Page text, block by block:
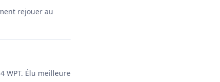
rejouer au
WPT. Élu meilleure